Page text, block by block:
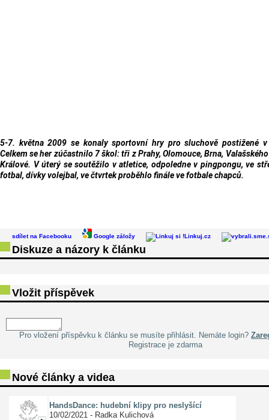
5-7. května 2009 se konaly sportovní hry pro sluchově postižené v
Celkem se her zúčastnilo 7 škol: tři z Prahy, Olomouce, Brna,
Králové. V úterý se soutěžilo v atletice, odpoledne v pingpongu, ve
fotbal, dívky volejbal, ve čtvrtek proběhlo finále ve fotbale chapců.
sdílet na Facebooku Google záložy Linkuj.cz
Diskuze a názory k článku
Vložit příspěvek
Pro vložení příspěvku k článku se musíte přihlásit. Nemáte login?
Registrace je zdarma
Nové články a videa
HandsDance: hudební klipy pro neslyšící
10/02/2021 - Radka Kulichová